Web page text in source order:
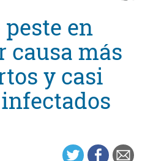
en
causa más
y casi
infectados